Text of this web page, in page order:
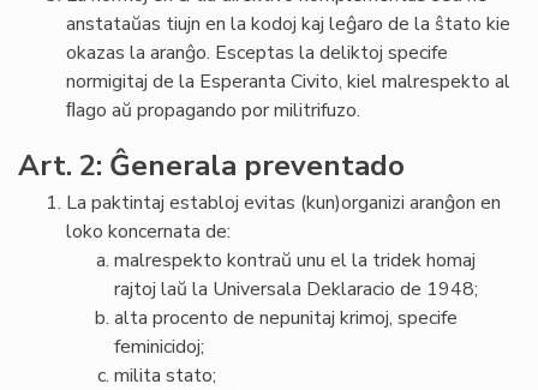
anstataŭas tiujn en la kodoj kaj leĝaro de la ŝtato kie
okazas la aranĝo. Esceptas la deliktoj specife
normigitaj de la Esperanta Civito, kiel malrespekto al
ﬂago aŭ propagando por militrifuzo.
Art. 2: Ĝenerala preventado
La paktintaj establoj evitas (kun)organizi aranĝon en
loko koncernata de:
malrespekto kontraŭ unu el la tridek homaj
rajtoj laŭ la Universala Deklaracio de 1948;
alta procento de nepunitaj krimoj, specife
feminicidoj;
milita stato;